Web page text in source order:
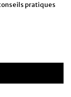
pratiques